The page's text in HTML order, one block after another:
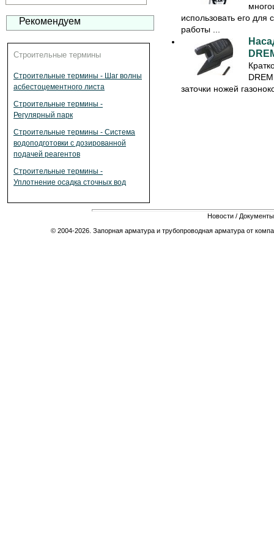
Рекомендуем
Строительные термины
Строительные термины - Шаг волны
асбестоцементного листа
Строительные термины -
Регулярный парк
Строительные термины - Система
водоподготовки с дозированной
подачей реагентов
Строительные термины -
Уплотнение осадка сточных вод
использовать его для
работы ...
заточки ножей
Новости / Документы
© 2004-2026. Запорная арматура и трубопроводная арматура от